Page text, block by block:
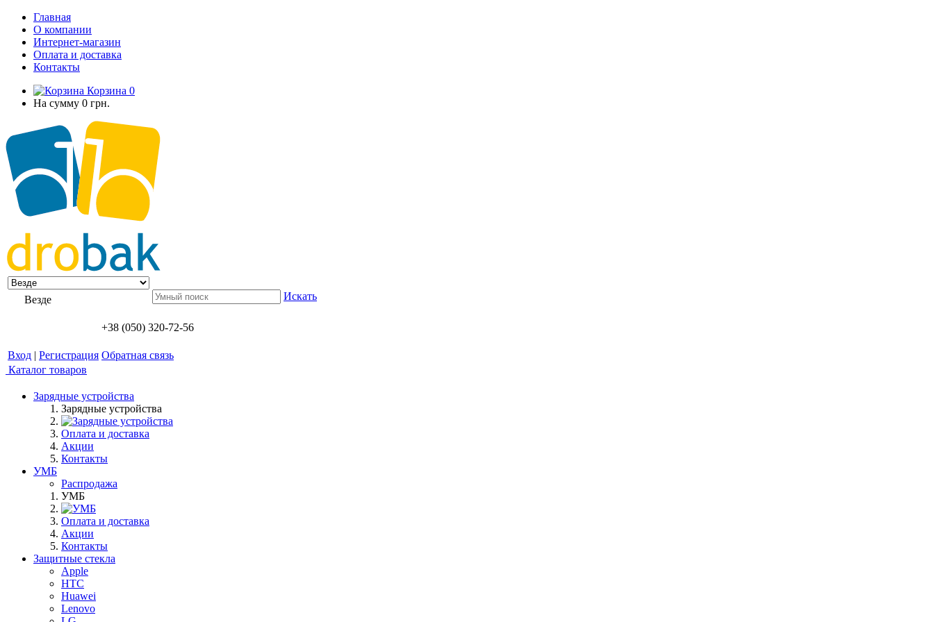
Главная
О компании
Интернет-магазин
Оплата и доставка
Контакты
Корзина 0
На сумму 0 грн.
Везде Искать
+38 (050) 320-72-56
Вход | Регистрация Обратная связь
Каталог товаров
Зарядные устройства
Зарядные устройства
Оплата и доставка
Акции
Контакты
УМБ
Распродажа
УМБ
Оплата и доставка
Акции
Контакты
Защитные стекла
Apple
HTC
Huawei
Lenovo